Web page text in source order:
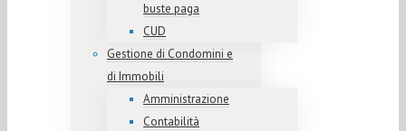
buste paga
CUD
Gestione di Condomini e
di Immobili
Amministrazione
Contabilità